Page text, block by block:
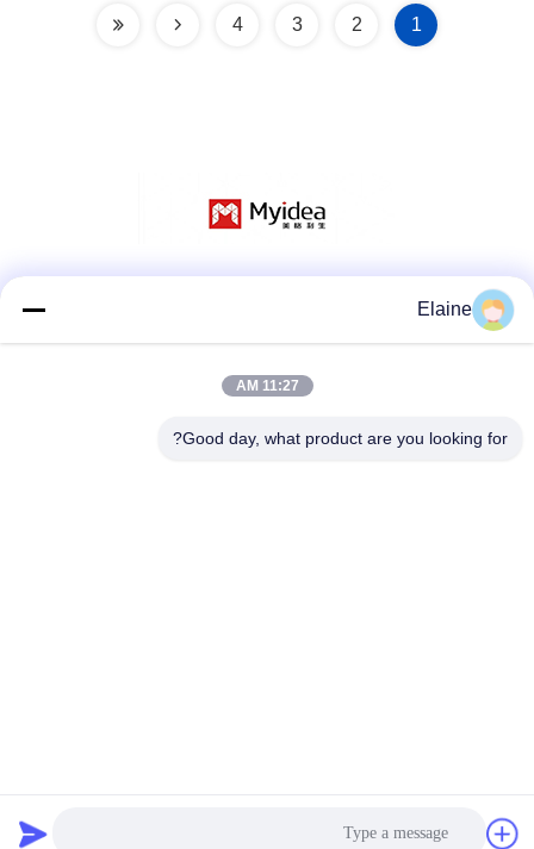
1
2
3
4
Elaine
11:27 AM
Good day, what product are you looking for?